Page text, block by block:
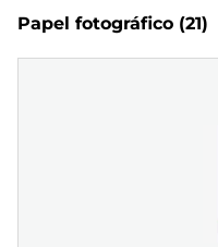
Papel fotográfico (21)